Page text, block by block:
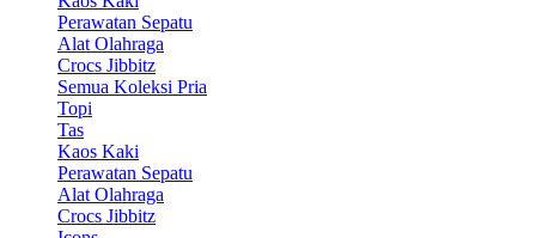
Perawatan Sepatu
Alat Olahraga
Crocs Jibbitz
Semua Koleksi Pria
Topi
Tas
Kaos Kaki
Perawatan Sepatu
Alat Olahraga
Crocs Jibbitz